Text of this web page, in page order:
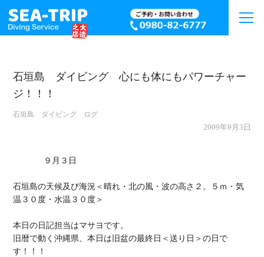
石垣島 ダイビング 心にも体にもパワーチャー
ジ！！！
石垣島 ダイビング ログ
2009年9月3日
石垣島の天候及び海況＜晴れ・北の風・波の高さ２。５ｍ・気
温３０度・水温３０度＞
本日の日記担当はマサヨです。
旧暦で動く沖縄県、本日は旧盆の最終日＜送り日＞の日で
す！！！